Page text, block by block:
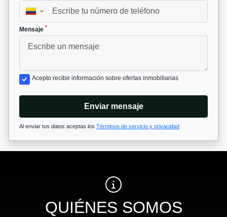
▼
Mensaje *
Acepto recibir información sobre ofertas inmobiliarias
Enviar mensaje
Al enviar tus datos aceptas los Términos de servicio y privacidad
QUIÉNES SOMOS